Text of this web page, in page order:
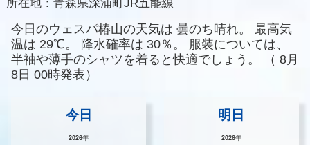
所在地： 青森県深浦町JR五能線
今日のウェスパ椿山の天気は 曇のち晴れ。
最高気
温は 29℃。 降水確率は 30％。
服装については、
半袖や薄手のシャツを着ると快適でしょう。
（ 8月
8日 00時発表）
今日
2026年
明日
2026年